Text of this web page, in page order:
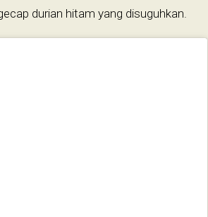
durian hitam yang disuguhkan.